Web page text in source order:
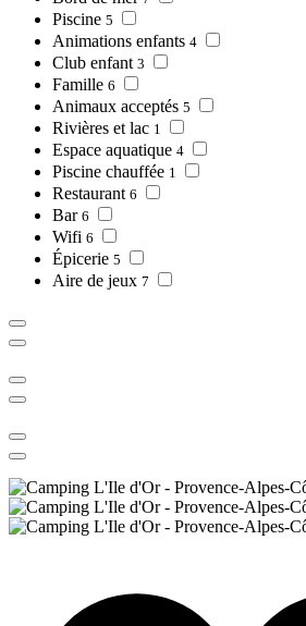
Piscine 5
Animations enfants 4
Club enfant 3
Famille 6
Animaux acceptés 5
Rivières et lac 1
Espace aquatique 4
Piscine chauffée 1
Restaurant 6
Bar 6
Wifi 6
Épicerie 5
Aire de jeux 7